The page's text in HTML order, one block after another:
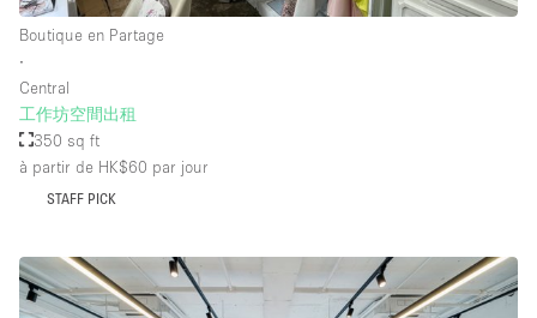
Boutique en Partage
∙
Central
工作坊空間出租
350 sq ft
à partir de HK$60 par jour
STAFF PICK